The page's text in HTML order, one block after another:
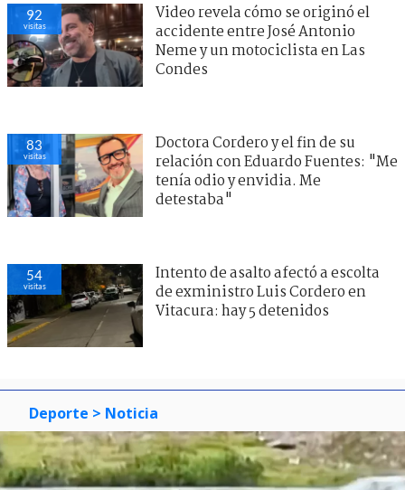
92
visitas
Video revela cómo se originó el
accidente entre José Antonio
Neme y un motociclista en Las
Condes
83
visitas
Doctora Cordero y el fin de su
relación con Eduardo Fuentes: "Me
tenía odio y envidia. Me
detestaba"
54
visitas
Intento de asalto afectó a escolta
de exministro Luis Cordero en
Vitacura: hay 5 detenidos
Deporte > Noticia